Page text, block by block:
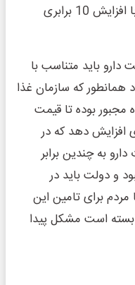
تولید با مشکل مواجه شده و شاید با افزایش 10 برابری
باید متناسب با
همانطور که سازمان غذا
مجبور بوده تا قیمت
افزایش دهد که در
به چندین برابر
و دولت باید در
برای تامین این
است مشکل پیدا